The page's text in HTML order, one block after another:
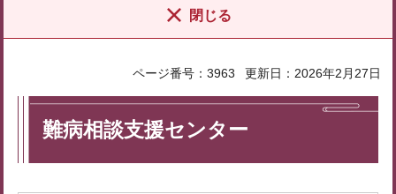
閉じる
ページ番号：3963 更新日：2026年2月27日
難病相談支援センター